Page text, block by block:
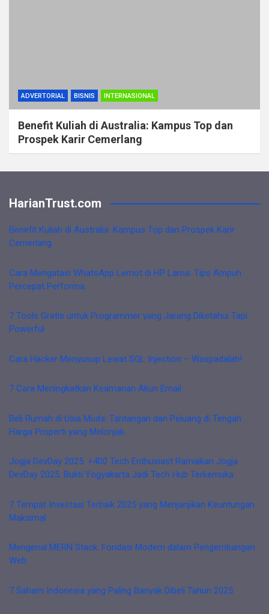
ADVERTORIAL BISNIS INTERNASIONAL
Benefit Kuliah di Australia: Kampus Top dan
Prospek Karir Cemerlang
HarianTrust.com
Benefit Kuliah di Australia: Kampus Top dan Prospek Karir
Cemerlang
Cara Mengatasi WhatsApp Lemot di HP Lama: Tips Ampuh
Percepat Performa
7 Tools Gratis untuk Programmer yang Jarang Diketahui Tapi
Powerful
Cara Hacker Menyusup Lewat SQL Injection – Waspadalah!
7 Cara Meningkatkan Keamanan Akun Email
Beli Rumah di Usia Muda: Tantangan dan Peluang di Tengah
Harga Properti yang Melonjak
Jogja DevDay 2025: +400 Tech Enthusiast Ramaikan Jogja
DevDay 2025: Bukti Yogyakarta Jadi Tech Hub Terkemuka
7 Tempat Investasi Terbaik 2025 yang Menjanjikan Keuntungan
Maksimal
Mengenal MERN Stack: Fondasi Modern dalam Pengembangan
Web
7 Saham Indonesia yang Paling Banyak Dibeli Tahun 2025